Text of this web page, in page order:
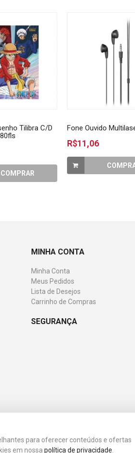
Tilibra C/D
COMPRAR
Fone Ouvido
R$11,06
MINHA CONTA
Minha Conta
Meus Pedidos
Lista de Desejos
Carrinho de Compras
SEGURANÇA
para oferecer conteúdos e ofertas
em nossa política de privacidade